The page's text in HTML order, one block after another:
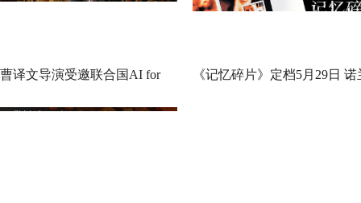
曹译文导演受邀联合国AI for
Good全球峰会 以AI影像传递向
《记忆碎片》定档5月29日 诺